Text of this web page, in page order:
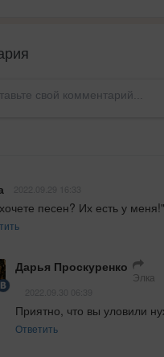
песен? Их есть у меня!"
Дарья Проскуренко
Элка
Приятно, что вы уловили
Ответить